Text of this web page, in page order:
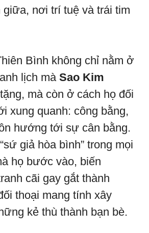
nơi trí tuệ và trái tim
Bình không chỉ nằm ở
lịch mà Sao Kim
mà còn ở cách họ đối
xung quanh: công bằng,
hướng tới sự cân bằng.
giả hòa bình” trong mọi
họ bước vào, biến
cãi gay gắt thành
thoại mang tính xây
kẻ thù thành bạn bè.